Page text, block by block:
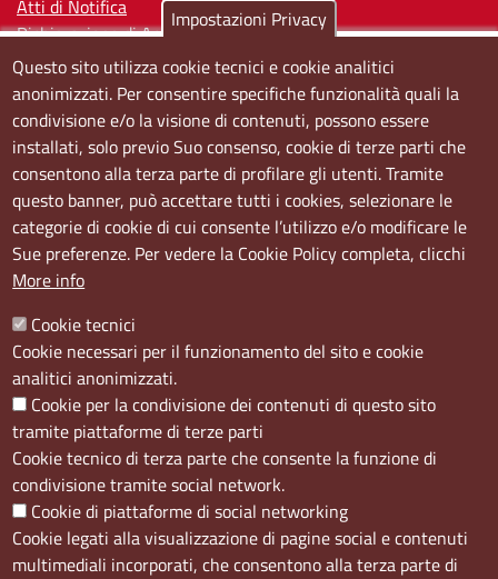
Atti di Notifica
Dichiarazione di Accessibilità
Sedi e orari
Sede Centrale:
Via S. Aspreno, 2, 80133 Napoli NA
Sede Secondaria:
Corso Meridionale, 58 80143 Napoli NA
Orari
Il venerdì dalle ore 8.50 alle ore 11.00
Social
Menù privacy
Cookie Note Legali Accesso riservato
Impostazioni Privacy
Questo sito utilizza cookie tecnici e cookie analitici
anonimizzati. Per consentire specifiche funzionalità quali la
condivisione e/o la visione di contenuti, possono essere
installati, solo previo Suo consenso, cookie di terze parti che
consentono alla terza parte di profilare gli utenti. Tramite
questo banner, può accettare tutti i cookies, selezionare le
categorie di cookie di cui consente l’utilizzo e/o modificare le
Sue preferenze. Per vedere la Cookie Policy completa, clicchi
More info
Cookie tecnici
Cookie necessari per il funzionamento del sito e cookie
analitici anonimizzati.
Cookie per la condivisione dei contenuti di questo sito
tramite piattaforme di terze parti
Cookie tecnico di terza parte che consente la funzione di
condivisione tramite social network.
Cookie di piattaforme di social networking
Cookie legati alla visualizzazione di pagine social e contenuti
multimediali incorporati, che consentono alla terza parte di